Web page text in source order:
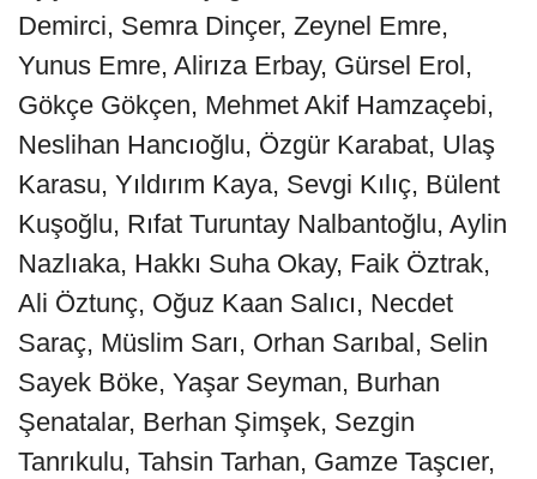
Demirci, Semra Dinçer, Zeynel Emre,
Yunus Emre, Alirıza Erbay, Gürsel Erol,
Gökçe Gökçen, Mehmet Akif Hamzaçebi,
Neslihan Hancıoğlu, Özgür Karabat, Ulaş
Karasu, Yıldırım Kaya, Sevgi Kılıç, Bülent
Kuşoğlu, Rıfat Turuntay Nalbantoğlu, Aylin
Nazlıaka, Hakkı Suha Okay, Faik Öztrak,
Ali Öztunç, Oğuz Kaan Salıcı, Necdet
Saraç, Müslim Sarı, Orhan Sarıbal, Selin
Sayek Böke, Yaşar Seyman, Burhan
Şenatalar, Berhan Şimşek, Sezgin
Tanrıkulu, Tahsin Tarhan, Gamze Taşcıer,